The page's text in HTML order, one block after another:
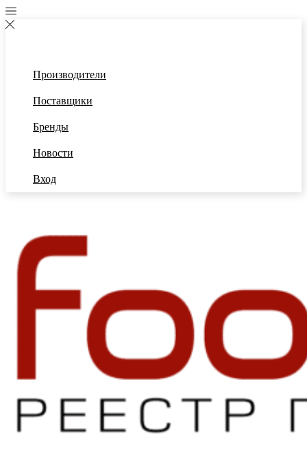
Производители
Поставщики
Бренды
Новости
Вход